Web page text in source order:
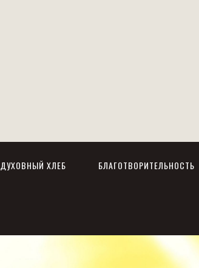
ДУХОВНЫЙ ХЛЕБ БЛАГОТВОРИТЕЛЬНОСТЬ